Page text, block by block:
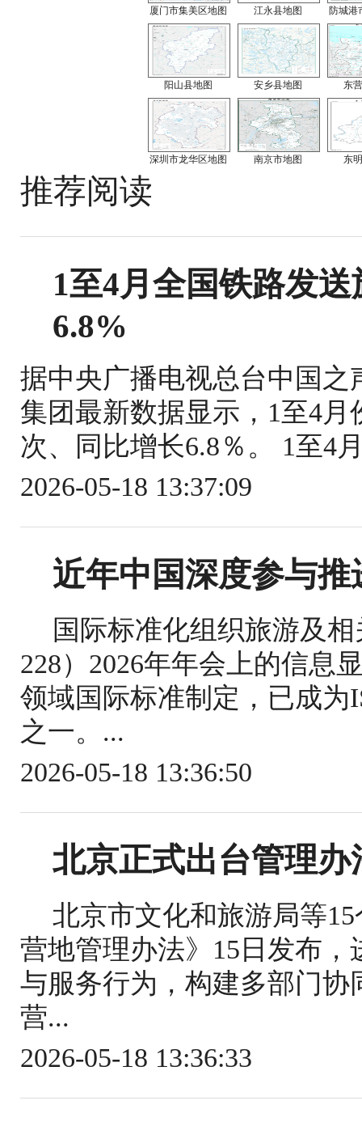
厦门市集美区地图 江永县地图 防城港
阳山县地图 安乡县地图 东
深圳市龙华区地图 南京市地图 东
推荐阅读
1至4月全国铁路发
6.8%
据中央广播电视总台中国
集团最新数据显示，1至4月
次、同比增长6.8％。 1至4
2026-05-18 13:37:09
近年中国深度参与
国际标准化组织旅游及
228）2026年年会上的信息
领域国际标准制定，已成为
之一。...
2026-05-18 13:36:50
北京正式出台管理
北京市文化和旅游局等
营地管理办法》15日发布
与服务行为，构建多部门
营...
2026-05-18 13:36:33